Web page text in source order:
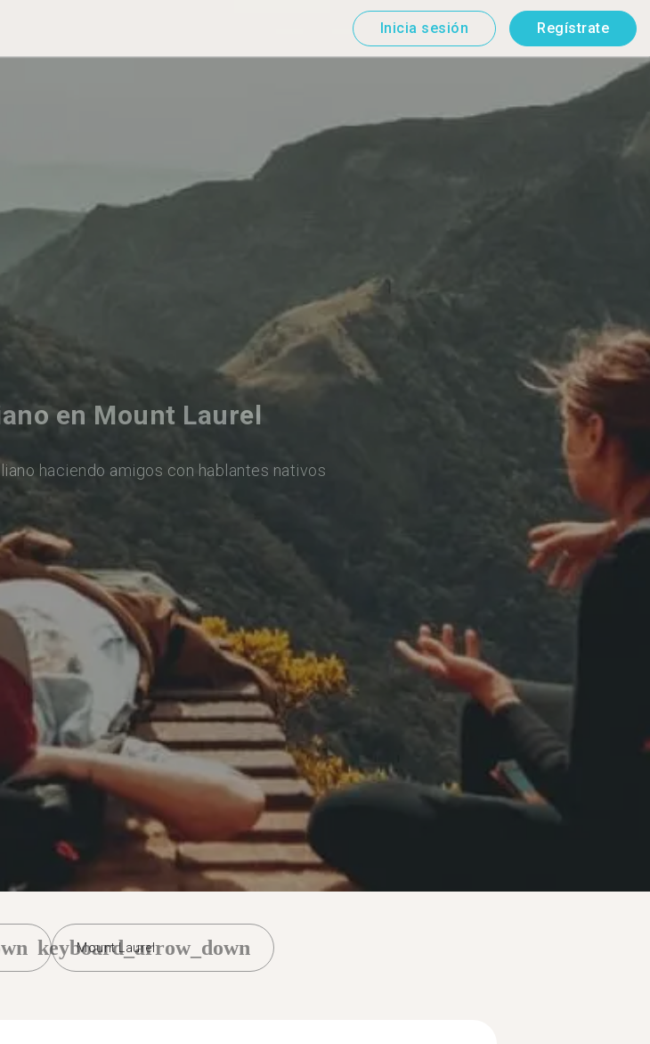
Inicia sesión Regístrate
en Mount Laurel
haciendo amigos con hablantes nativos
Mount Laurel
keyboard_arrow_down